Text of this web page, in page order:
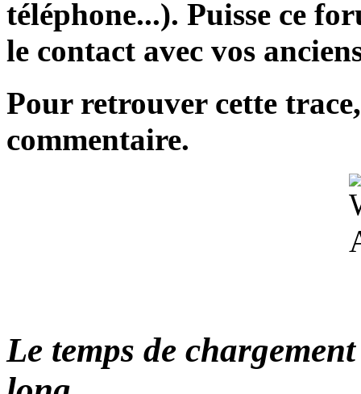
téléphone...). Puisse ce
le contact avec vos
Pour retrouver cette
commentaire.
Le temps de